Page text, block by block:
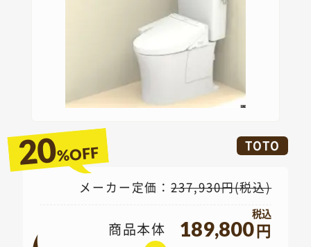
TOTO
20%OFF
メーカー定価：237,930円(税込)
商品本体 189,800円